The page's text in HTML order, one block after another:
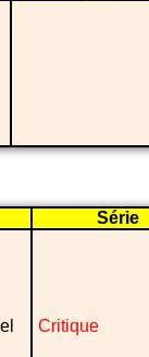
Série
Critique